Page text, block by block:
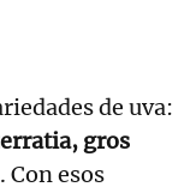
de uva:
gros
. Con esos